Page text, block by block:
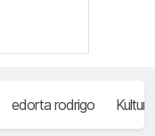
edorta rodrigo